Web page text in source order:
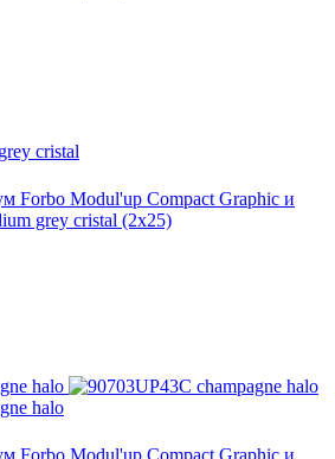
Forbo Modul'up Compact Graphic и
grey cristal (2х25)
Forbo Modul'up Compact Graphic и